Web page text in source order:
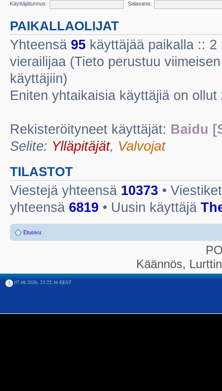
Käyttäjätunnus:
Salasana:
PAIKALLAOLIJAT
Yhteensä 95 käyttäjää paikalla ::
vierailijaa (Tieto perustuu
käyttäjiin)
Eniten yhtaikaisia käyttäjiä on ollut
Rekisteröityneet käyttäjät: Baidu
Selite: Ylläpitäjät, Valvojat
TILASTOT
Viestejä yhteensä 10373 •
yhteensä 6819 • Uusin käyttäjä
Etusivu
Käännös,
07.08.2026, 23:22:36 EEST